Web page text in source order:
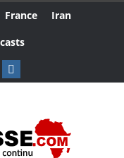
France
Iran